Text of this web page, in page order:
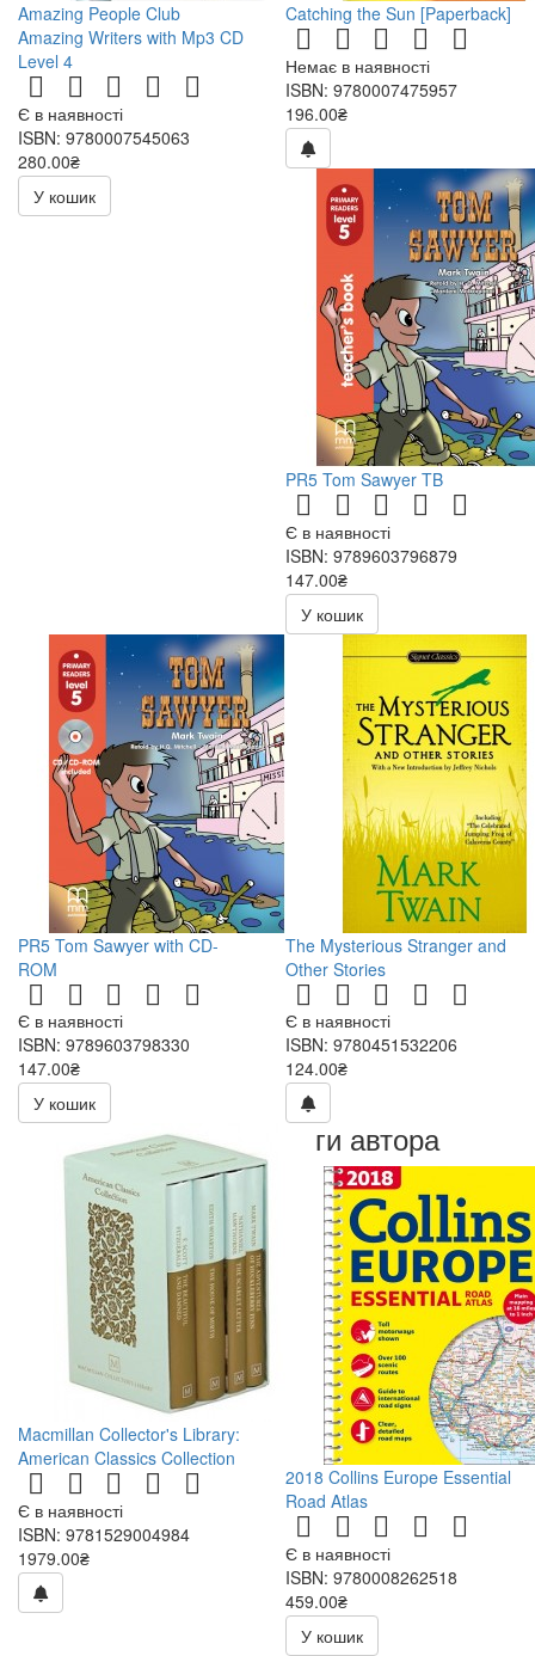
Amazing People Club
Amazing Writers with Mp3 CD
Level 4
Є в наявності
ISBN: 9780007545063
280.00₴
400.00₴
У кошик
Catching the Sun [Paperback]
Немає в наявності
ISBN: 9780007475957
196.00₴
PR5 Tom Sawyer TB
Є в наявності
ISBN: 9789603796879
147.00₴
210.00₴
У кошик
PR5 Tom Sawyer with CD-
ROM
Є в наявності
ISBN: 9789603798330
147.00₴
210.00₴
У кошик
The Mysterious Stranger and
Other Stories
Є в наявності
ISBN: 9780451532206
124.00₴
Macmillan Collector's Library:
American Classics Collection
Є в наявності
ISBN: 9781529004984
1979.00₴
Книги автора
2018 Collins Europe Essential
Road Atlas
Є в наявності
ISBN: 9780008262518
459.00₴
540.00₴
У кошик